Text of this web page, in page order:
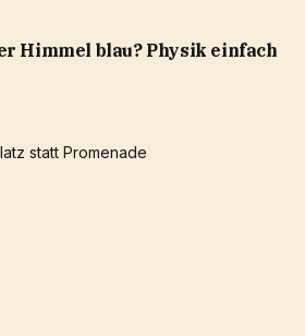
Himmel blau? Physik einfach